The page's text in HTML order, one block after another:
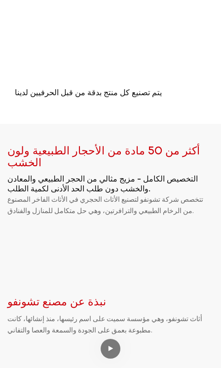
يتم تصنيع كل منتج بدقة من قبل الحرفيين لدينا
أكثر من 50 مادة من الأحجار الطبيعية ولون
الخشب
التخصيص الكامل - مزيج مثالي من الحجر الطبيعي والمعادن
والخشب دون طلب الحد الأدنى لكمية الطلب.
تتخصص شركة تشونفو لتصنيع الأثاث الحجري في الأثاث الفاخر المصنوع
من الرخام الطبيعي والترافرتين، وهي حل متكامل للمنازل والفنادق.
نبذة عن مصنع تشونفو
أثاث تشونفو، وهي مؤسسة سميت على اسم رئيسها، منذ إنشائها، كانت
مطبوعة بعمق على الجودة والسمعة والعصا والتفاني.